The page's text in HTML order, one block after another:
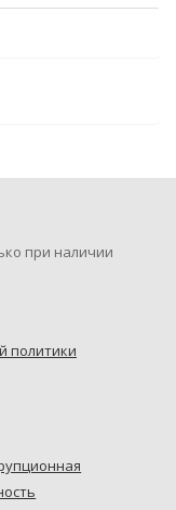
при наличии
политики